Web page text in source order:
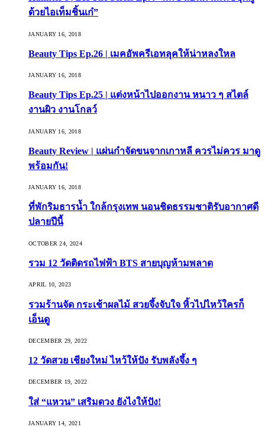
ด้วยไอเท็มชิ้นเก๋”
JANUARY 16, 2018
Beauty Tips Ep.26 | เมคอัพครีเอทลุคให้น่าหลงใหล
JANUARY 16, 2018
Beauty Tips Ep.25 | แต่งหน้าไปออกงาน หนาว ๆ สไตล์
งานผิว งานโกลว์
JANUARY 16, 2018
Beauty Review | แผ่นกำจัดขนจากเกาหลี ควรไม่ควร มาดู
พร้อมกัน!
JANUARY 16, 2018
ที่พักริมธารน้ำ ใกล้กรุงเทพ นอนชิดธรรมชาติรับอากาศดี
ปลายปีนี้
OCTOBER 24, 2024
รวม 12 วัดติดรถไฟฟ้า BTS สายบุญห้ามพลาด
APRIL 10, 2023
รวมร้านจัด กระเช้าผลไม้ สวยจึ้งจับใจ หิ้วไปไหว้ใครก็
เอ็นดู
DECEMBER 29, 2022
12 วัดสวย เชียงใหม่ ไหว้ให้ปัง รับพลังจึ้ง ๆ
DECEMBER 19, 2022
ใส่ “แหวน” เสริมดวง ยังไงให้ปัง!
JANUARY 14, 2021